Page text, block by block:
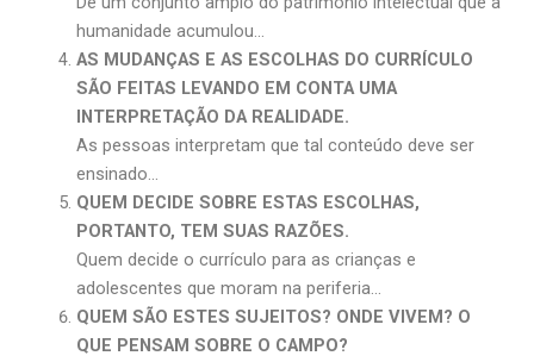
humanidade acumulou…
AS MUDANÇAS E AS ESCOLHAS DO CURRÍCULO
SÃO FEITAS LEVANDO EM CONTA UMA
INTERPRETAÇÃO DA REALIDADE.
As pessoas interpretam que tal conteúdo deve ser
ensinado…
QUEM DECIDE SOBRE ESTAS ESCOLHAS,
PORTANTO, TEM SUAS RAZÕES.
Quem decide o currículo para as crianças e
adolescentes que moram na periferia…
QUEM SÃO ESTES SUJEITOS? ONDE VIVEM? O
QUE PENSAM SOBRE O CAMPO?